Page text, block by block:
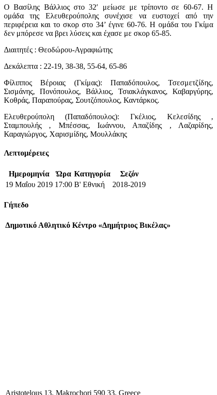
Ο Βασίλης Βάλλιος στο 32′ μείωσε με τρίποντο σε 60-67. Η
ομάδα της Ελευθερούπολης συνέχισε να ευστοχεί από την
περιφέρεια και το σκορ στο 34’ έγινε 60-76. Η ομάδα του Γκίμα
δεν μπόρεσε να βρει λύσεις και έχασε με σκορ 65-85.
Διαιτητές : Θεοδώρου-Αγραφιώτης
Δεκάλεπτα : 22-19, 38-38, 55-64, 65-86
Φίλιππος Βέροιας (Γκίμας): Παπαδόπουλος, Τσεσμετζίδης,
Σισμάνης, Πονόπουλος, Βάλλιος, Τσιακλάγκανος, Καβαργύρης,
Κοθράς, Παραπούρας, Σουτζόπουλος, Καντάρκος.
Ελευθερούπολη (Παπαδόπουλος): Γκέλιος, Κελεσίδης ,
Σταμπουλής , Μπέσσας, Ιωάννου, Απαζίδης , Λαζαρίδης,
Καραγιώργος, Χαρισμίδης, Μουλλάκης
Λεπτομέρειες
Ημερομηνία Ώρα Κατηγορία
Σεζόν
19 Μαΐου 2019 17:00 Β' Εθνική 2018-2019
Γήπεδο
Δημοτικό Αθλητικό Κέντρο «Δημήτριος Βικέλας»
Aristotelous 13, Makrochori 590 33, Greece